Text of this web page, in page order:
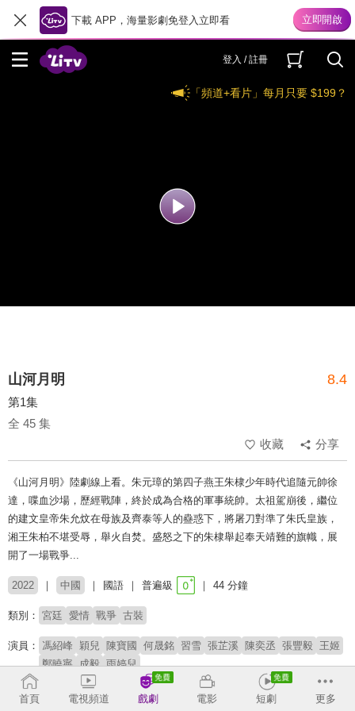
下載 APP，海量影劇免登入立即看
登入 / 註冊
「頻道+看片」每月只要 $199？
山河月明 8.4
第1集
全 45 集
收藏
分享
《山河月明》陸劇線上看。朱元璋的第四子燕王朱棣少年時代追隨元帥徐
達，喋血沙場，歷經戰陣，終於成為合格的軍事統帥。太祖駕崩後，繼位
的建文皇帝朱允炆在母族及齊泰等人的蠱惑下，將屠刀對準了朱氏皇族，
湘王朱柏不堪受辱，舉火自焚。盛怒之下的朱棣舉起奉天靖難的旗幟，展
開了一場戰爭...
2022 中國 國語 普遍級 44 分鐘
類別： 宮廷 愛情 戰爭 古裝
演員： 馮紹峰 穎兒 陳寶國 何晟銘 習雪 張芷溪 陳奕丞 張豐毅
王姬
鄭曉寧 成毅 雨婷兒
導演： 高希希 趙立軍
首頁 電視頻道 戲劇 電影 短劇 更多